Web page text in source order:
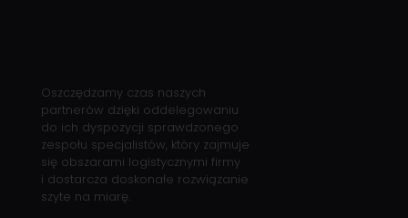
Oszczędzamy czas naszych
partnerów dzięki oddelegowaniu
do ich dyspozycji sprawdzonego
zespołu specjalistów, który zajmuje
się obszarami logistycznymi firmy
i dostarcza doskonałe rozwiązanie
szyte na miarę.